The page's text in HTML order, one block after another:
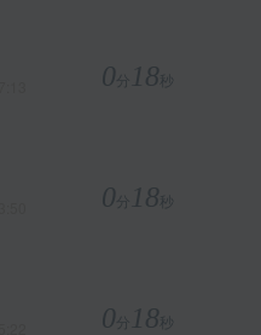
0 18秒
0 18秒
0 18秒